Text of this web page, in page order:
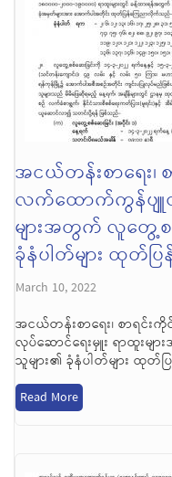
အငယ်တန်းစာရေး၊
လက်ထောက်ကွန်ပျူတ
များအတွက် လူတွေ့
ခုံနံပါတ်များ ထုတ်ပြ
March 10, 2022
အငယ်တန်းစာရေး၊ စာရင်
လုပ်ဆောင်ရေးမှူး ရာထူးမ
သူများ၏ ခုံနံပါတ်များ ထုတ်ပြ
Read More